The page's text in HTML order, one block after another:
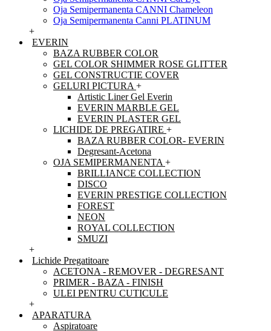
Oja Semipermanenta CANNI Chameleon
Oja Semipermanenta Canni PLATINUM
+
EVERIN
BAZA RUBBER COLOR
GEL COLOR SHIMMER ROSE GLITTER
GEL CONSTRUCTIE COVER
GELURI PICTURA +
Artistic Liner Gel Everin
EVERIN MARBLE GEL
EVERIN PLASTER GEL
LICHIDE DE PREGATIRE +
BAZA RUBBER COLOR- EVERIN
Degresant-Acetona
OJA SEMIPERMANENTA +
BRILLIANCE COLLECTION
DISCO
EVERIN PRESTIGE COLLECTION
FOREST
NEON
ROYAL COLLECTION
SMUZI
+
Lichide Pregatitoare
ACETONA - REMOVER - DEGRESANT
PRIMER - BAZA - FINISH
ULEI PENTRU CUTICULE
+
APARATURA
Aspiratoare